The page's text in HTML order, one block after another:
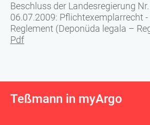
Beschluss der Landesregierung
06.07.2009: Pflichtexemplarrecht -
Reglement (Deponüda legala –
Pdf
Teßmann in myArgo